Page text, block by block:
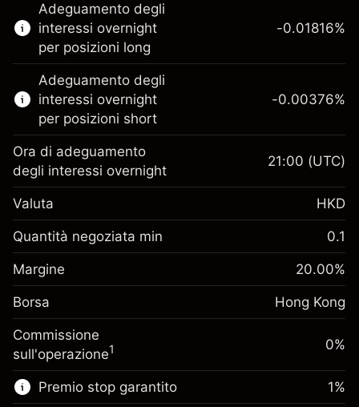
per il trading di CFD e knock-out.
Scopri di più su:
CFD
Knock-out
Adeguamento degli
interessi overnight
per posizioni long
Margine. Il tuo
HK$1,000.00
Adeguamento
finanziamento
overnight
Oneri per l'intero valore
-0.018156%
(-HK$0.90)
Dimensione dell'operazione a leva
~
HK$5,000.00
Denaro da leva ~
-0.01816%
Adeguamento degli
interessi overnight
per posizioni short
Margine. Il tuo
investimento
HK$1,000.00
finanziamento
overnight
Oneri per l'intero valore
della posizione
(-HK$0.20)
Dimensione dell'operazione a leva
-0.00376%
Ora di adeguamento
degli interessi overnight
21:00 (UTC)
Valuta HKD
Quantità negoziata min 0.1
Margine 20.00%
Borsa Hong Kong
Commissione
sull'operazione1 0%
Premio stop garantito 1%